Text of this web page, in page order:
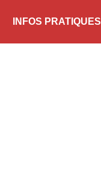
INFOS PRATIQUES